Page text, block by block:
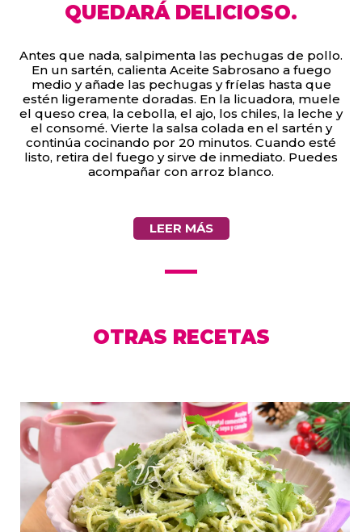
QUEDARÁ DELICIOSO.
Antes que nada, salpimenta las pechugas de pollo.
En un sartén, calienta Aceite Sabrosano a fuego
medio y añade las pechugas y fríelas hasta que
estén ligeramente doradas. En la licuadora, muele
el queso crea, la cebolla, el ajo, los chiles, la leche y
el consomé. Vierte la salsa colada en el sartén y
continúa cocinando por 20 minutos. Cuando esté
listo, retira del fuego y sirve de inmediato. Puedes
acompañar con arroz blanco.
LEER MÁS
OTRAS RECETAS